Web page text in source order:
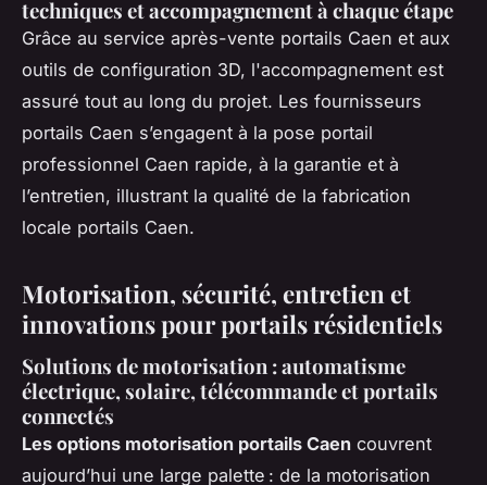
techniques et accompagnement à chaque étape
Grâce au service après-vente portails Caen et aux
outils de configuration 3D, l'accompagnement est
assuré tout au long du projet. Les fournisseurs
portails Caen s’engagent à la pose portail
professionnel Caen rapide, à la garantie et à
l’entretien, illustrant la qualité de la fabrication
locale portails Caen.
Motorisation, sécurité, entretien et
innovations pour portails résidentiels
Solutions de motorisation : automatisme
électrique, solaire, télécommande et portails
connectés
Les options motorisation portails Caen couvrent
aujourd’hui une large palette : de la motorisation